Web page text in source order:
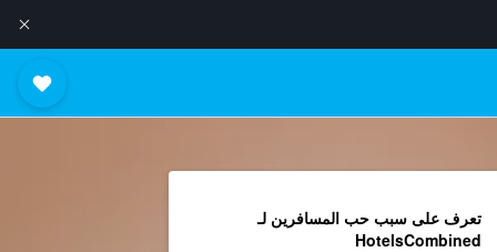
تعرف على سبب حب المسافرين لـ
HotelsCombined